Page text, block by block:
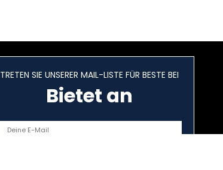
TRETEN SIE UNSERER MAIL-LISTE FÜR BESTE BEI
Bietet an